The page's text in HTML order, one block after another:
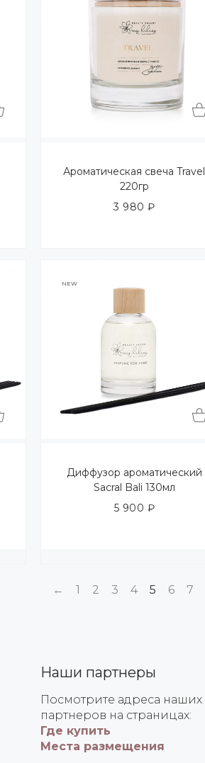
Ароматическая свеча Travel
220гр
3 980₽
NEW
Диффузор ароматический
Sacral Bali 130мл
5 900 ₽
← 1 2 3 4 5 6 7
Наши партнеры
Посмотрите адреса наших
партнеров на страницах:
Где купить
Места размещения